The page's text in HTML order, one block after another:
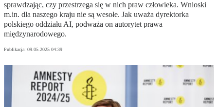
sprawdzając, czy przestrzega się w nich praw człowieka. Wnioski
m.in. dla naszego kraju nie są wesołe. Jak uważa dyrektorka
polskiego oddziału AI, podważa on autorytet prawa
międzynarodowego.
Publikacja: 09.05.2025 04:39